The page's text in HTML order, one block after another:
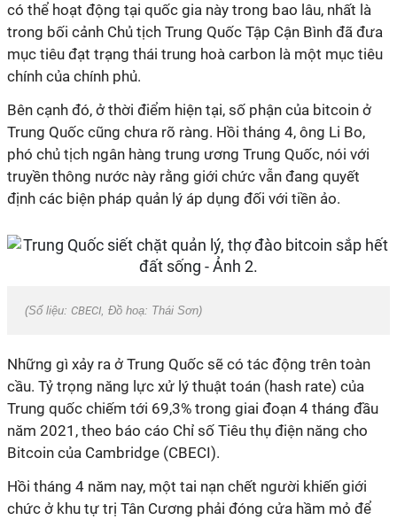
có thể hoạt động tại quốc gia này trong bao lâu, nhất là
trong bối cảnh Chủ tịch Trung Quốc Tập Cận Bình đã đưa
mục tiêu đạt trạng thái trung hoà carbon là một mục tiêu
chính của chính phủ.
Bên cạnh đó, ở thời điểm hiện tại, số phận của bitcoin ở
Trung Quốc cũng chưa rõ ràng. Hồi tháng 4, ông Li Bo,
phó chủ tịch ngân hàng trung ương Trung Quốc, nói với
truyền thông nước này rằng giới chức vẫn đang quyết
định các biện pháp quản lý áp dụng đối với tiền ảo.
(Số liệu: CBECI, Đồ hoạ: Thái Sơn)
Những gì xảy ra ở Trung Quốc sẽ có tác động trên toàn
cầu. Tỷ trọng năng lực xử lý thuật toán (hash rate) của
Trung quốc chiếm tới 69,3% trong giai đoạn 4 tháng đầu
năm 2021, theo báo cáo Chỉ số Tiêu thụ điện năng cho
Bitcoin của Cambridge (CBECI).
Hồi tháng 4 năm nay, một tai nạn chết người khiến giới
chức ở khu tự trị Tân Cương phải đóng cửa hầm mỏ để